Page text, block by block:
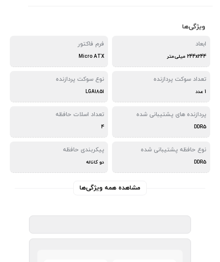
ویژگی‌ها
ابعاد
244x244 میلی‌متر
فرم فاکتور
Micro ATX
تعداد سوکت پردازنده
1 عدد
نوع سوکت پردازنده
LGA1851
پردازنده های پشتیبانی شده
DDR5
تعداد اسلات حافظه
4
نوع حافظه پشتیبانی شده
DDR5
پیکربندی حافظه
دو کاناله
مشاهده همه ویژگی‌ها